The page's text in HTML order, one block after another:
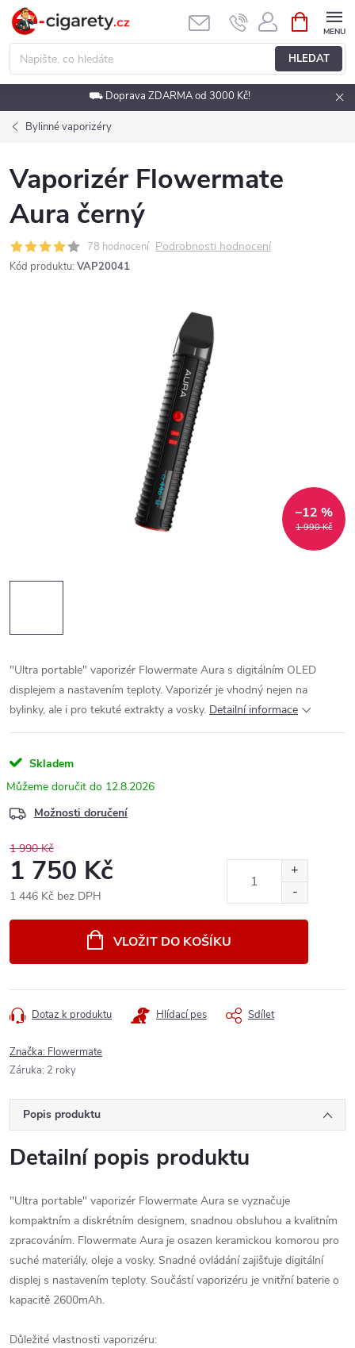
Přejít
obsah
HLEDAT
NÁKUPNÍ
KOŠÍK
⛟ Doprava ZDARMA od 3000 Kč!
Bylinné vaporizéry
Vaporizér Flowermate
Aura černý
78 hodnocení Podrobnosti hodnocení
Kód produktu: VAP20041
1 990 Kč
–12 %
"Ultra portable" vaporizér Flowermate Aura s digitálním OLED
displejem a nastavením teploty. Vaporizér je vhodný nejen na
bylinky, ale i pro tekuté extrakty a vosky. Detailní informace
Skladem
12.8.2026
Možnosti doručení
1 990 Kč
1 750 Kč
1 446 Kč bez DPH
VLOŽIT DO KOŠÍKU
Dotaz k produktu Hlídací pes Sdílet
Značka: Flowermate
Záruka: 2 roky
Popis produktu
Detailní popis produktu
"Ultra portable" vaporizér Flowermate Aura se vyznačuje
kompaktním a diskrétním designem, snadnou obsluhou a kvalitním
zpracováním. Flowermate Aura je osazen keramickou komorou pro
suché materiály, oleje a vosky. Snadné ovládání zajišťuje digitální
displej s nastavením teploty. Součástí vaporizéru je vnitřní baterie o
kapacitě 2600mAh.
Důležité vlastnosti vaporizéru: